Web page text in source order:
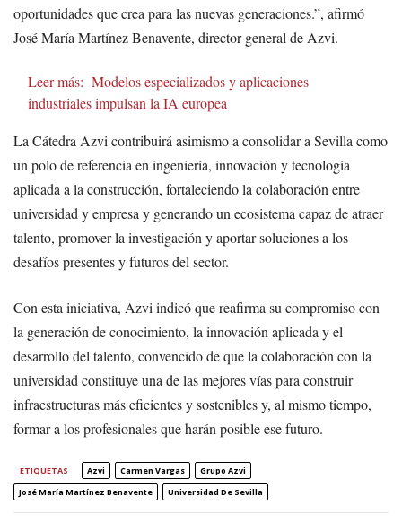
oportunidades que crea para las nuevas generaciones.”, afirmó
José María Martínez Benavente, director general de Azvi.
Leer más: Modelos especializados y aplicaciones
industriales impulsan la IA europea
La Cátedra Azvi contribuirá asimismo a consolidar a Sevilla como
un polo de referencia en ingeniería, innovación y tecnología
aplicada a la construcción, fortaleciendo la colaboración entre
universidad y empresa y generando un ecosistema capaz de atraer
talento, promover la investigación y aportar soluciones a los
desafíos presentes y futuros del sector.
Con esta iniciativa, Azvi indicó que reafirma su compromiso con
la generación de conocimiento, la innovación aplicada y el
desarrollo del talento, convencido de que la colaboración con la
universidad constituye una de las mejores vías para construir
infraestructuras más eficientes y sostenibles y, al mismo tiempo,
formar a los profesionales que harán posible ese futuro.
ETIQUETAS Azvi Carmen Vargas
Grupo Azvi
José María Martínez Benavente
Universidad De Sevilla